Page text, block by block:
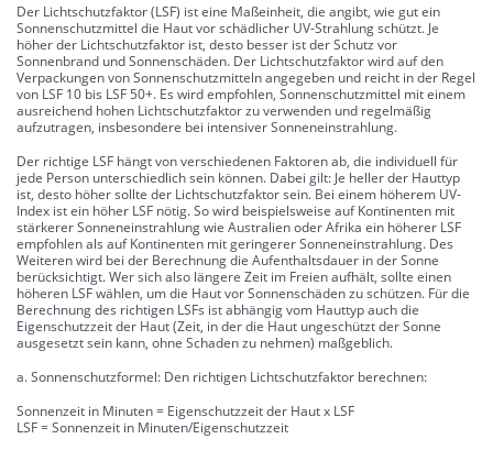
Der Lichtschutzfaktor (LSF) ist eine Maßeinheit, die angibt, wie gut ein
Sonnenschutzmittel die Haut vor schädlicher UV-Strahlung schützt. Je
höher der Lichtschutzfaktor ist, desto besser ist der Schutz vor
Sonnenbrand und Sonnenschäden. Der Lichtschutzfaktor wird auf den
Verpackungen von Sonnenschutzmitteln angegeben und reicht in der Regel
von LSF 10 bis LSF 50+. Es wird empfohlen, Sonnenschutzmittel mit einem
ausreichend hohen Lichtschutzfaktor zu verwenden und regelmäßig
aufzutragen, insbesondere bei intensiver Sonneneinstrahlung.
Der richtige LSF hängt von verschiedenen Faktoren ab, die individuell für
jede Person unterschiedlich sein können. Dabei gilt: Je heller der Hauttyp
ist, desto höher sollte der Lichtschutzfaktor sein. Bei einem höherem UV-
Index ist ein höher LSF nötig. So wird beispielsweise auf Kontinenten mit
stärkerer Sonneneinstrahlung wie Australien oder Afrika ein höherer LSF
empfohlen als auf Kontinenten mit geringerer Sonneneinstrahlung. Des
Weiteren wird bei der Berechnung die Aufenthaltsdauer in der Sonne
berücksichtigt. Wer sich also längere Zeit im Freien aufhält, sollte einen
höheren LSF wählen, um die Haut vor Sonnenschäden zu schützen. Für die
Berechnung des richtigen LSFs ist abhängig vom Hauttyp auch die
Eigenschutzzeit der Haut (Zeit, in der die Haut ungeschützt der Sonne
ausgesetzt sein kann, ohne Schaden zu nehmen) maßgeblich.
a. Sonnenschutzformel: Den richtigen Lichtschutzfaktor berechnen:
Sonnenzeit in Minuten = Eigenschutzzeit der Haut x LSF
LSF = Sonnenzeit in Minuten/Eigenschutzzeit